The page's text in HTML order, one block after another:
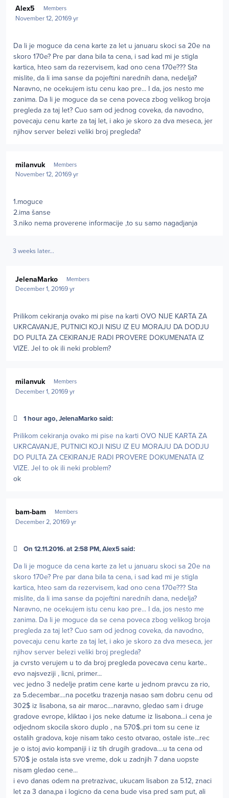
Alex5 Members
November 12, 20169 yr
Da li je moguce da cena karte za let u januaru skoci sa 20e na
skoro 170e? Pre par dana bila ta cena, i sad kad mi je stigla
kartica, hteo sam da rezervisem, kad ono cena 170e??? Sta
mislite, da li ima sanse da pojeftini narednih dana, nedelja?
Naravno, ne ocekujem istu cenu kao pre... I da, jos nesto me
zanima. Da li je moguce da se cena poveca zbog velikog broja
pregleda za taj let? Cuo sam od jednog coveka, da navodno,
povecaju cenu karte za taj let, i ako je skoro za dva meseca, jer
njihov server belezi veliki broj pregleda?
milanvuk Members
November 12, 20169 yr
1.moguce
2.ima šanse
3.niko nema proverene informacije ,to su samo nagadjanja
3 weeks later...
JelenaMarko Members
December 1, 20169 yr
Prilikom cekiranja ovako mi pise na karti OVO NIJE KARTA ZA
UKRCAVANJE, PUTNICI KOJI NISU IZ EU MORAJU DA DODJU
DO PULTA ZA CEKIRANJE RADI PROVERE DOKUMENATA IZ
VIZE. Jel to ok ili neki problem?
milanvuk Members
December 1, 20169 yr
1 hour ago, JelenaMarko said:
Prilikom cekiranja ovako mi pise na karti OVO NIJE KARTA ZA
UKRCAVANJE, PUTNICI KOJI NISU IZ EU MORAJU DA DODJU
DO PULTA ZA CEKIRANJE RADI PROVERE DOKUMENATA IZ
VIZE. Jel to ok ili neki problem?
ok
bam-bam Members
December 2, 20169 yr
On 12.11.2016. at 2:58 PM, Alex5 said:
Da li je moguce da cena karte za let u januaru skoci sa 20e na
skoro 170e? Pre par dana bila ta cena, i sad kad mi je stigla
kartica, hteo sam da rezervisem, kad ono cena 170e??? Sta
mislite, da li ima sanse da pojeftini narednih dana, nedelja?
Naravno, ne ocekujem istu cenu kao pre... I da, jos nesto me
zanima. Da li je moguce da se cena poveca zbog velikog broja
pregleda za taj let? Cuo sam od jednog coveka, da navodno,
povecaju cenu karte za taj let, i ako je skoro za dva meseca, jer
njihov server belezi veliki broj pregleda?
ja cvrsto verujem u to da broj pregleda povecava cenu karte..
evo najsveziji , licni, primer...
vec jedno 3 nedelje pratim cene karte u jednom pravcu za rio,
za 5.decembar....na pocetku trazenja nasao sam dobru cenu od
302$ iz lisabona, sa air maroc....naravno, gledao sam i druge
gradove evrope, kliktao i jos neke datume iz lisabona...i cena je
odjednom skocila skoro duplo , na 570$..pri tom su cene iz
ostalih gradova, koje nisam tako cesto otvarao, ostale iste...rec
je o istoj avio kompaniji i iz tih drugih gradova....u ta cena od
570$ je ostala ista sve vreme, dok u zadnjih 7 dana uopste
nisam gledao cene...
i evo danas odem na pretrazivac, ukucam lisabon za 5.12, znaci
let za 3 dana,pa i logicno da cena bude visa pred sam put, ali